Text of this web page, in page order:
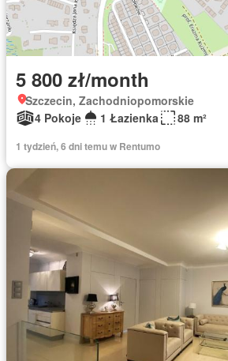
5 800 zł/month
Szczecin, Zachodniopomorskie
4 Pokoje
1 Łazienka 88 m²
1 tydzień, 6 dni temu w Rentumo